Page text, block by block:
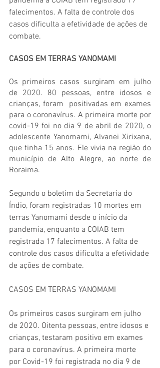
falecimentos. A falta de controle dos
casos dificulta a efetividade de ações de
combate.
CASOS EM TERRAS YANOMAMI
Os primeiros casos surgiram em julho
de 2020. 80 pessoas, entre idosos e
crianças, foram  positivadas em exames
para o coronavírus. A primeira morte por
covid-19 foi no dia 9 de abril de 2020, o
adolescente Yanomami, Alvanei Xirixana,
que tinha 15 anos. Ele vivia na região do
município de Alto Alegre, ao norte de
Roraima.
Segundo o boletim da Secretaria do
Índio, foram registradas 10 mortes em
terras Yanomami desde o início da
pandemia, enquanto a COIAB tem
registrada 17 falecimentos. A falta de
controle dos casos dificulta a efetividade
de ações de combate.
CASOS EM TERRAS YANOMAMI
Os primeiros casos surgiram em julho
de 2020. Oitenta pessoas, entre idosos e
crianças, testaram positivo em exames
para o coronavírus. A primeira morte
por Covid-19 foi registrada no dia 9 de